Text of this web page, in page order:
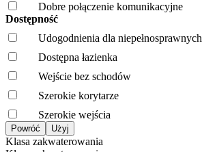
Dobre połączenie komunikacyjne
Dostępność
Udogodnienia dla niepełnosprawnych
Dostępna łazienka
Wejście bez schodów
Szerokie korytarze
Szerokie wejścia
Klasa zakwaterowania